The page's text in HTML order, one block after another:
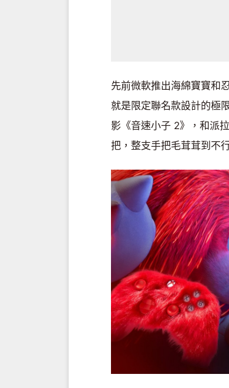
先前微軟推出海綿寶寶和
就是限定聯名款設計的極
影《音速小子 2》，和派
把，整支手把毛茸茸到不